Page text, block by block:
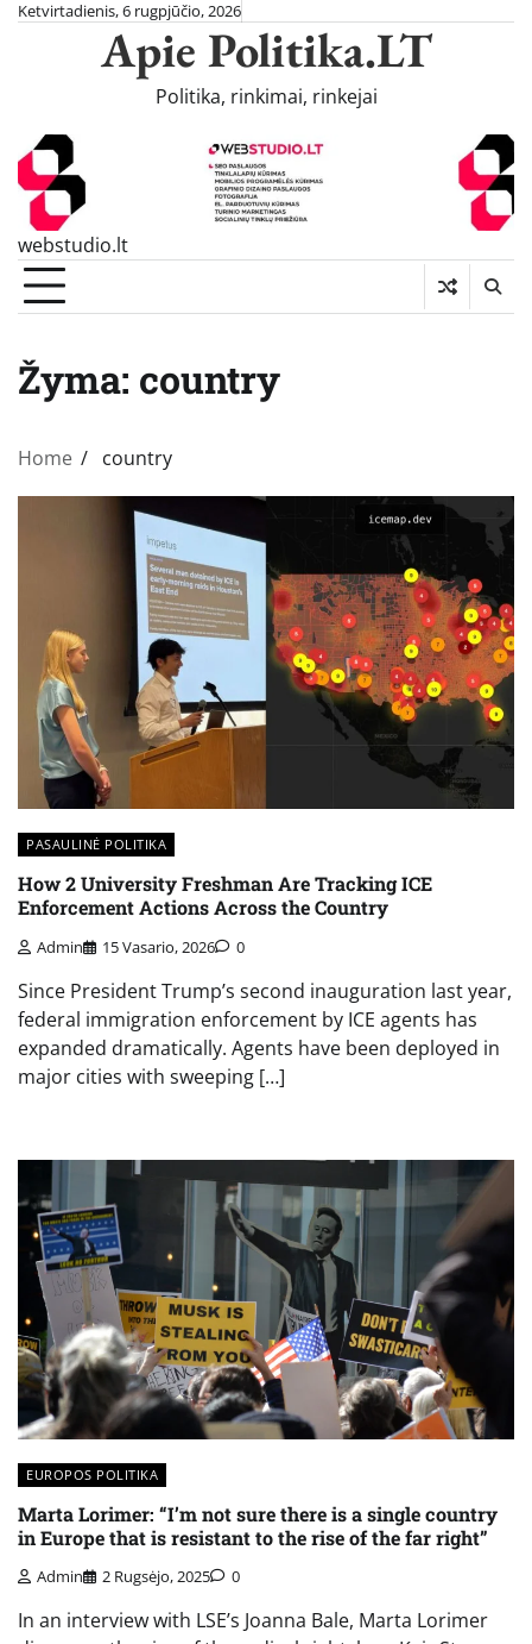
SkipKetvirtadienis, 6 rugpjūčio, 2026
Apie Politika.LT
Politika, rinkimai, rinkejai
webstudio.lt
Žyma: country
Home country
PASAULINĖ POLITIKA
How 2 University Freshman Are Tracking ICE
Enforcement Actions Across the Country
Admin 15 Vasario, 2026 0
Since President Trump’s second inauguration last year,
federal immigration enforcement by ICE agents has
expanded dramatically. Agents have been deployed in
major cities with sweeping […]
EUROPOS POLITIKA
Marta Lorimer: “I’m not sure there is a single country
in Europe that is resistant to the rise of the far right”
Admin 2 Rugsėjo, 2025 0
In an interview with LSE’s Joanna Bale, Marta Lorimer